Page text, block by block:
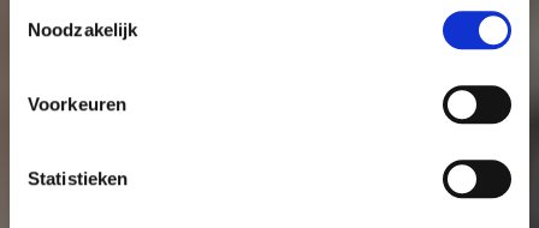
Noodzakelijk
Voorkeuren
Statistieken